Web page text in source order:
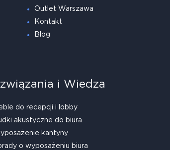
Outlet Warszawa
Kontakt
Blog
i Wiedza
do recepcji i lobby
akustyczne do biura
kantyny
o wyposażeniu biura